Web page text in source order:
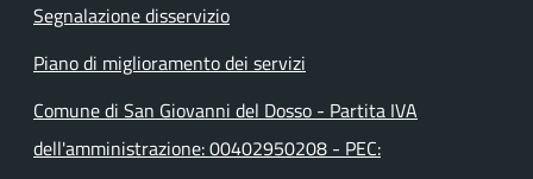
Segnalazione disservizio
Piano di miglioramento dei servizi
Comune di San Giovanni del Dosso - Partita IVA
dell'amministrazione: 00402950208 - PEC: